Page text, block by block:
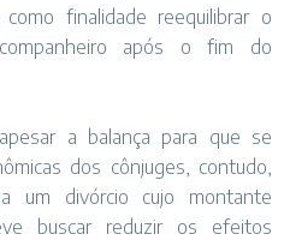
finalidade reequilibrar o
após o fim do
a balança para que se
dos cônjuges, contudo,
um divórcio cujo montante
buscar reduzir os efeitos